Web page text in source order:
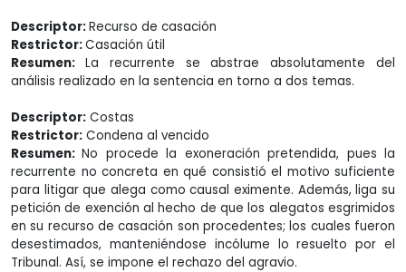
Descriptor:Recurso de casación
Restrictor:Casación útil
Resumen: La recurrente se abstrae absolutamente del
análisis realizado en la sentencia en torno a dos temas.
Descriptor: Costas
Restrictor: Condena al vencido
Resumen:No procede la exoneración pretendida, pues la
recurrente no concreta en qué consistió el motivo suficiente
para litigar que alega como causal eximente. Además, liga su
petición de exención al hecho de que los alegatos esgrimidos
en su recurso de casación son procedentes; los cuales fueron
desestimados, manteniéndose incólume lo resuelto por el
Tribunal. Así, se impone el rechazo del agravio.